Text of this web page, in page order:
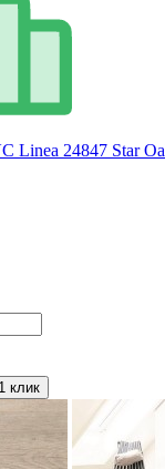
Linea 24847 Star
клик